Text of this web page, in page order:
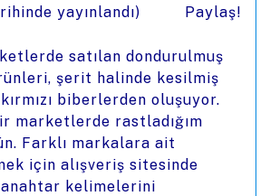
yayınlandı) Paylaş!
satılan dondurulmuş
şerit halinde kesilmiş
biberlerden oluşuyor.
marketlerde rastladığım
Farklı markalara ait
için alışveriş sitesinde
kelimelerini